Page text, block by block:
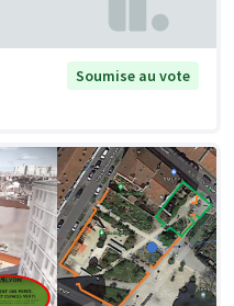
Soumise au vote